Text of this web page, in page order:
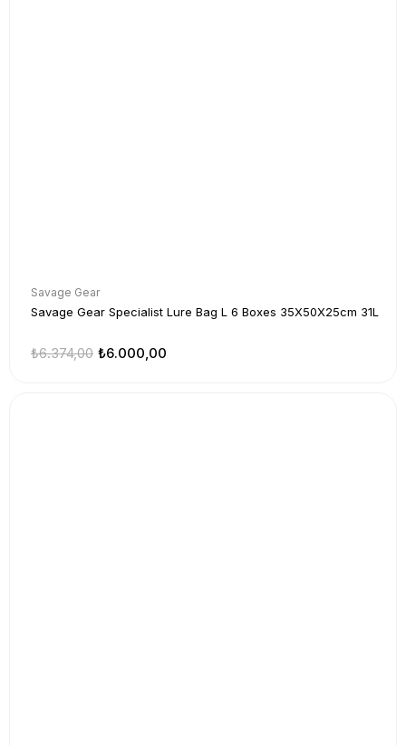
Savage Gear
Savage Gear Specialist Lure Bag L 6 Boxes 35X50X25cm 31L
₺6.000,00
₺6.374,00